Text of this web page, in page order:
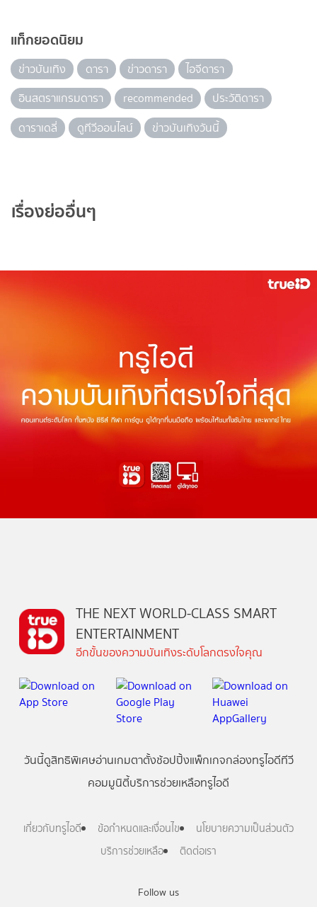
แท็กยอดนิยม
ข่าวบันเทิง ดารา ข่าวดารา
ไอจีดารา
อินสตราแกรมดารา
recommended
ประวัติดารา
ดาราเดลี่
ดูทีวีออนไลน์ ข่าวบันเทิงวันนี้
เรื่องย่ออื่นๆ
Follow us
THE NEXT WORLD-CLASS SMART
ENTERTAINMENT
อีกขั้นของความบันเทิงระดับโลกตรงใจคุณ
วันนี้ดูสิทธิพิเศษอ่านเกมตาตั้งช้อปปิ้งแพ็กเกจกล่องทรูไอดีทีวี
คอมมูนิตี้บริการช่วยเหลือทรูไอดี
เกี่ยวกับทรูไอดี ข้อกำหนดและเงื่อนไข
นโยบายความเป็นส่วนตัว
บริการช่วยเหลือ
ติดต่อเรา